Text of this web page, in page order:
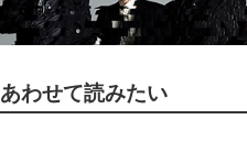
あわせて読みたい